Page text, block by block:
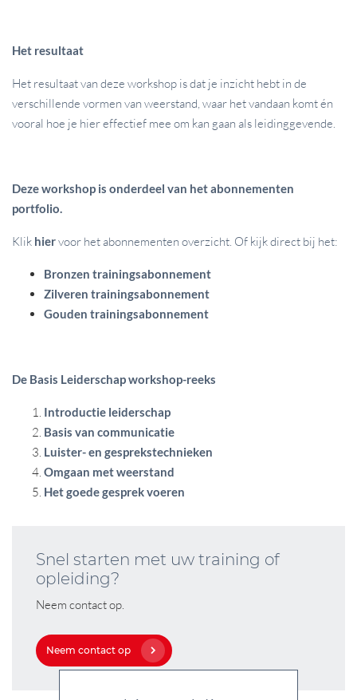
Het resultaat
Het resultaat van deze workshop is dat je inzicht hebt in de
verschillende vormen van weerstand, waar het vandaan komt én
vooral hoe je hier effectief mee om kan gaan als leidinggevende.
Deze workshop is onderdeel van het abonnementen
portfolio.
Klik hiervoor het abonnementen overzicht. Of kijk direct bij het:
Bronzen trainingsabonnement
Zilveren trainingsabonnement
Gouden trainingsabonnement
De Basis Leiderschap workshop-reeks
Introductie leiderschap
Basis van communicatie
Luister- en gesprekstechnieken
Omgaan met weerstand
Het goede gesprek voeren
Snel starten met uw training of
opleiding?
Neem contact op.
Neem contact op